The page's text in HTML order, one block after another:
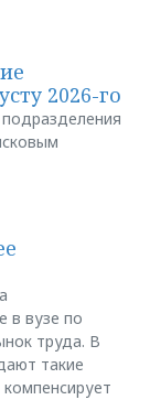
2026-го
в вузе по
труда. В
такие